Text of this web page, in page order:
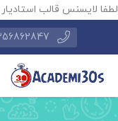
لایسنس قالب استادیار